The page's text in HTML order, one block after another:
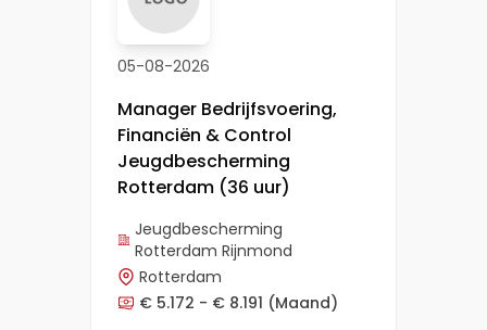
05-08-2026
Manager Bedrijfsvoering,
Financiën & Control
Jeugdbescherming
Rotterdam (36 uur)
Jeugdbescherming
Rotterdam Rijnmond
Rotterdam
€ 5.172 - € 8.191 (Maand)